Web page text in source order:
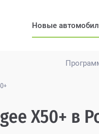
Новые
X50+ в